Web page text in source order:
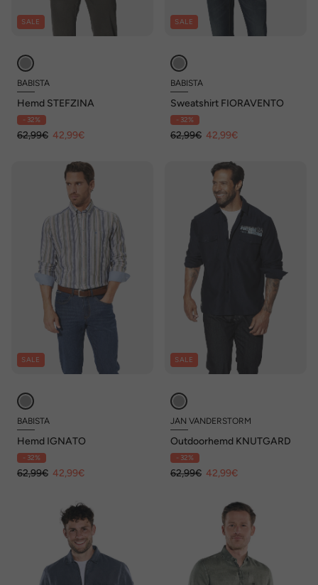
SALE
BABISTA
Hemd STEFZINA
- 32%
62,99€ 42,99€
SALE
BABISTA
Sweatshirt FIORAVENTO
- 32%
62,99€ 42,99€
SALE
BABISTA
Hemd IGNATO
- 32%
62,99€ 42,99€
SALE
JAN VANDERSTORM
Outdoorhemd KNUTGARD
- 32%
62,99€ 42,99€